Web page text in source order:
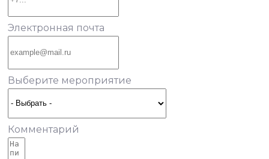
Электронная почта
Выберите мероприятие
Комментарий